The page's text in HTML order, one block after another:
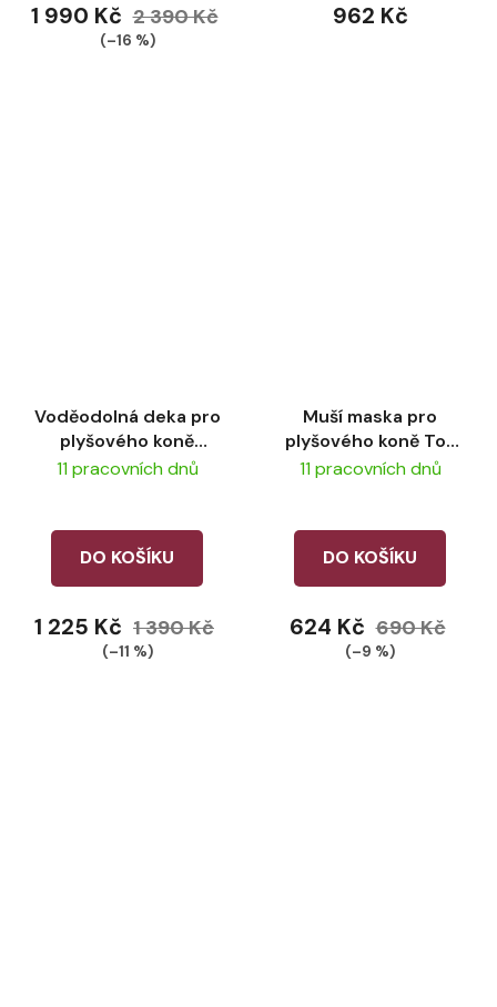
1 990 Kč 2 390 Kč
(–16 %)
962 Kč
Voděodolná deka pro
plyšového koně
LeMieux
11 pracovních dnů
DO KOŠÍKU
1 225 Kč 1 390 Kč
(–11 %)
Muší maska pro
plyšového koně Toy
Pony Fly Mask
11 pracovních dnů
DO KOŠÍKU
624 Kč 690 Kč
(–9 %)